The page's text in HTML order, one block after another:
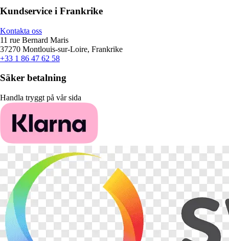
Kundservice i Frankrike
Kontakta oss
11 rue Bernard Maris
37270 Montlouis-sur-Loire, Frankrike
+33 1 86 47 62 58
Säker betalning
Handla tryggt på vår sida